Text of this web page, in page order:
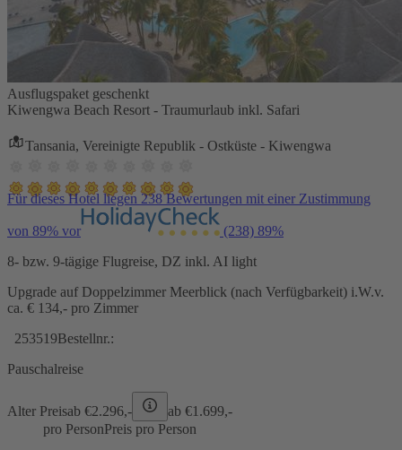
Ausflugspaket geschenkt
Kiwengwa Beach Resort - Traumurlaub inkl. Safari
Tansania, Vereinigte Republik - Ostküste - Kiwengwa
Für dieses Hotel liegen 238 Bewertungen mit einer Zustimmung
von 89% vor (238) 89%
8- bzw. 9-tägige Flugreise, DZ inkl. AI light
Upgrade auf Doppelzimmer Meerblick (nach Verfügbarkeit) i.W.v.
ca. € 134,- pro Zimmer
253519Bestellnr.:
Pauschalreise
Alter Preisab €2.296,- ab €1.699,-
pro PersonPreis pro Person